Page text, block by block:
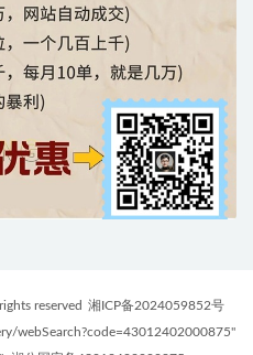
reserved 湘ICP备2024059852号
webSearch?code=43012402000875"